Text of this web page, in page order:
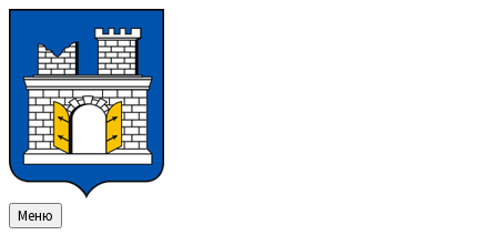
змісту
ліву
бічну
панель
праву
бічну
панель
нижнього
колонтитула
Меню